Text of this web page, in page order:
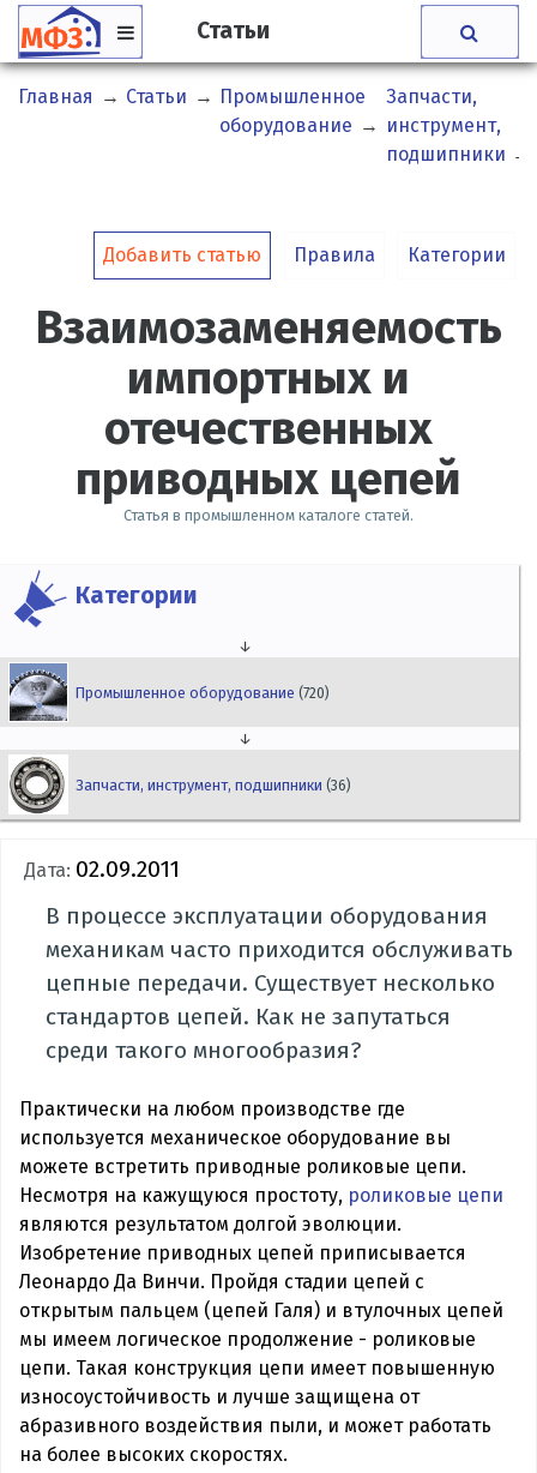
Статьи
Главная → Статьи → Промышленное
оборудование →
Запчасти,
инструмент,
подшипники →
Добавить статью Правила Категории
Взаимозаменяемость
импортных и
отечественных
приводных цепей
Статья в промышленном каталоге статей.
Категории
↓
Промышленное оборудование(720)
↓
Запчасти, инструмент, подшипники(36)
Дата: 02.09.2011
В процессе эксплуатации оборудования
механикам часто приходится обслуживать
цепные передачи. Существует несколько
стандартов цепей. Как не запутаться
среди такого многообразия?
Практически на любом производстве где
используется механическое оборудование вы
можете встретить приводные роликовые цепи.
Несмотря на кажущуюся простоту, роликовые цепи
являются результатом долгой эволюции.
Изобретение приводных цепей приписывается
Леонардо Да Винчи. Пройдя стадии цепей с
открытым пальцем (цепей Галя) и втулочных цепей
мы имеем логическое продолжение - роликовые
цепи. Такая конструкция цепи имеет повышенную
износоустойчивость и лучше защищена от
абразивного воздействия пыли, и может работать
на более высоких скоростях.